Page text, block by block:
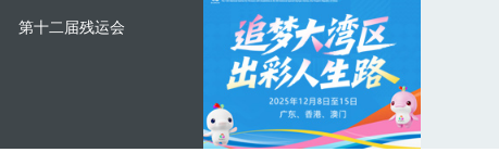
第十二届残运会